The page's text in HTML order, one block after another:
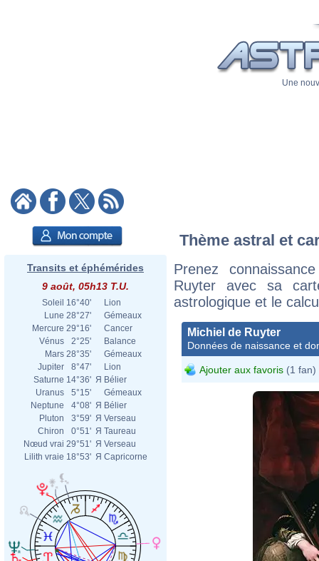
Une
Transits et éphémérides
9 août, 05h13 T.U.
Soleil 16°40'
Lion
Lune 28°27'
Gémeaux
Mercure 29°16'
Cancer
Vénus
2°25'
Balance
Mars 28°35'
Gémeaux
Jupiter
8°47'
Lion
Saturne 14°36' Я Bélier
Uranus
5°15'
Gémeaux
Neptune
4°08' Я Bélier
Pluton
3°59' Я Verseau
Chiron
0°51' Я Taureau
Nœud vrai 29°51' Я Verseau
Lilith vraie 18°53' Я Capricorne
Thème astral et
Prenez
Ruyter avec sa
astrologique et le
Michiel de Ruyter
Données de naissance et
Ajouter aux favoris (1 fan)